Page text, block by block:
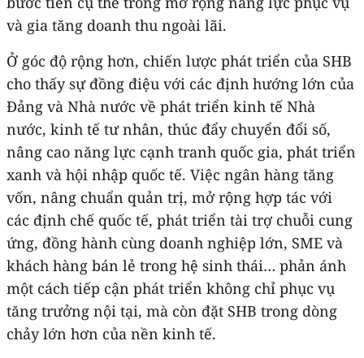
và gia tăng doanh thu ngoài lãi.
Ở góc độ rộng hơn, chiến lược phát triển của SHB
cho thấy sự đồng điệu với các định hướng lớn của
Đảng và Nhà nước về phát triển kinh tế Nhà
nước, kinh tế tư nhân, thúc đẩy chuyển đổi số,
nâng cao năng lực cạnh tranh quốc gia, phát triển
xanh và hội nhập quốc tế. Việc ngân hàng tăng
vốn, nâng chuẩn quản trị, mở rộng hợp tác với
các định chế quốc tế, phát triển tài trợ chuỗi cung
ứng, đồng hành cùng doanh nghiệp lớn, SME và
khách hàng bán lẻ trong hệ sinh thái… phản ánh
một cách tiếp cận phát triển không chỉ phục vụ
tăng trưởng nội tại, mà còn đặt SHB trong dòng
chảy lớn hơn của nền kinh tế.